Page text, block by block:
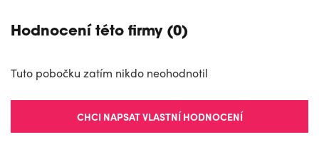
Hodnocení této firmy (0)
Tuto pobočku zatím nikdo neohodnotil
CHCI NAPSAT VLASTNÍ HODNOCENÍ